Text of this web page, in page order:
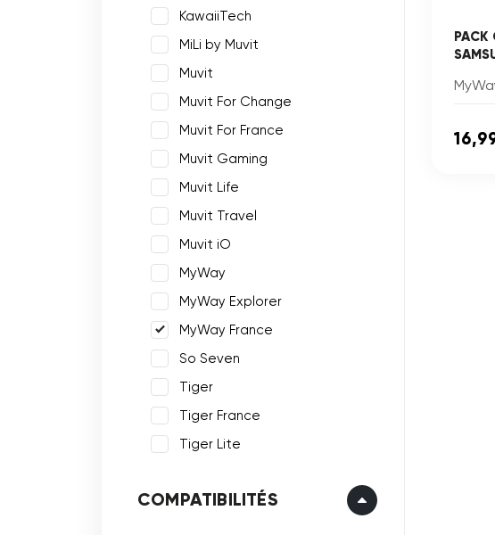
KawaiiTech
MiLi by Muvit
Muvit
Muvit For Change
Muvit For France
Muvit Gaming
Muvit Life
Muvit Travel
Muvit iO
MyWay
MyWay Explorer
MyWay France
So Seven
Tiger
Tiger France
Tiger Lite
COMPATIBILITÉS
PACK